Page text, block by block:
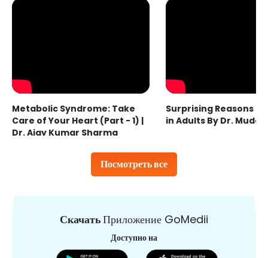
Посмотреть все
Metabolic Syndrome: Take
Care of Your Heart (Part - 1) |
Dr. Ajay Kumar Sharma
Surprising Reasons
in Adults By Dr.
СкачатьПриложение GoMedii
Доступно на